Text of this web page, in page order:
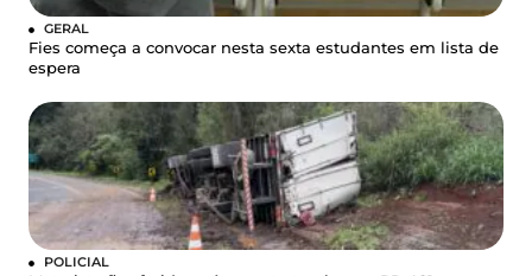
GERAL
Fies começa a convocar nesta sexta estudantes em lista de
espera
POLICIAL